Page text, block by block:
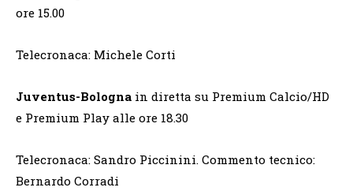
ore 15.00
Telecronaca: Michele Corti
Juventus-Bologna in diretta su Premium Calcio/HD
e Premium Play alle ore 18.30
Telecronaca: Sandro Piccinini. Commento tecnico:
Bernardo Corradi